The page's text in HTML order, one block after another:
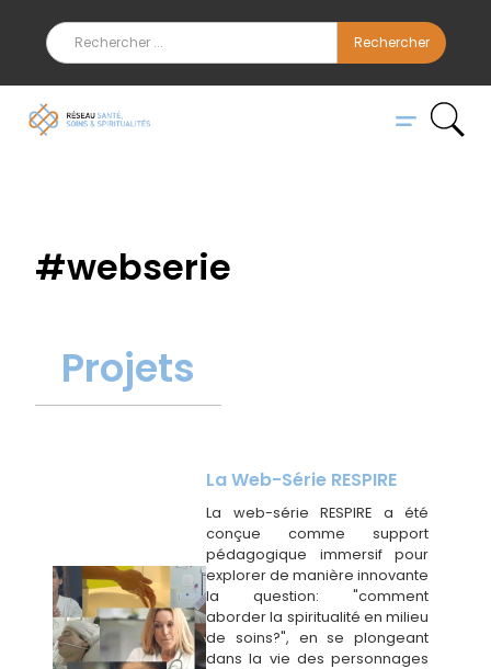
#webserie
Projets
La Web-Série RESPIRE
La web-série RESPIRE a été
conçue comme support
pédagogique immersif pour
explorer de manière innovante
la question: "comment
aborder la spiritualité en milieu
de soins?", en se plongeant
dans la vie des personnages